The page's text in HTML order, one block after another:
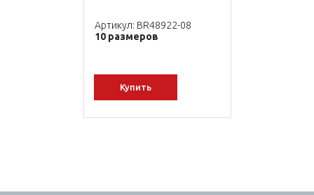
Артикул: BR48922-08
10 размеров
Купить